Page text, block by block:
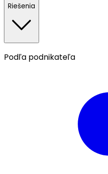
Riešenia
Podľa podnikateľa